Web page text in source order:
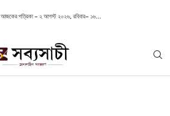
আজকের পত্রিকা – ২ আগস্ট ২০২৬, রবিবার– ১৬...